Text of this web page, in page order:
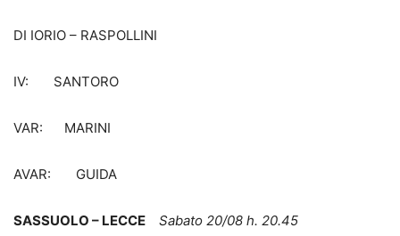
DI IORIO – RASPOLLINI
IV: SANTORO
VAR: MARINI
AVAR: GUIDA
SASSUOLO – LECCE Sabato 20/08 h. 20.45